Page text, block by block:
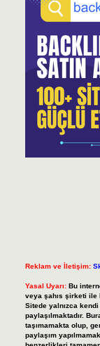
Reklam ve İletişim:
Yasal Uyarı: Bu
veya şahıs şirketi ile
Sitede yalnızca kendi
paylaşılmaktadır.
taşımamakta olup,
paylaşım